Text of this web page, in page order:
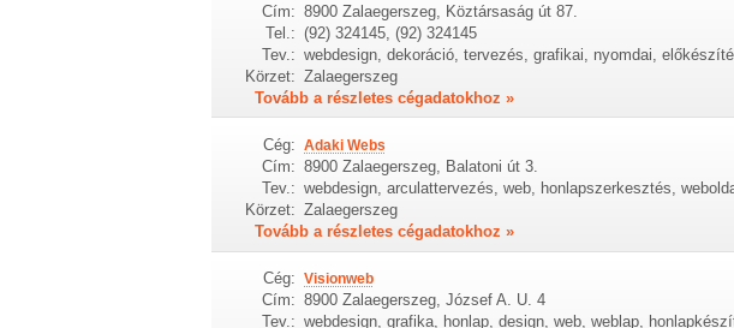
Cím: 8900 Zalaegerszeg, Köztársaság út 87.
Tel.: (92) 324145, (92) 324145
Tev.: webdesign, dekoráció, tervezés, grafikai, nyomdai,
Körzet: Zalaegerszeg
Tovább a részletes cégadatokhoz »
Cég: Adaki Webs
Cím: 8900 Zalaegerszeg, Balatoni út 3.
Tev.: webdesign, arculattervezés, web, honlapszerkesztés,
Körzet: Zalaegerszeg
Tovább a részletes cégadatokhoz »
Cég: Visionweb
Cím: 8900 Zalaegerszeg, József A. U. 4
Tev.: webdesign, grafika, honlap, design, web, weblap,